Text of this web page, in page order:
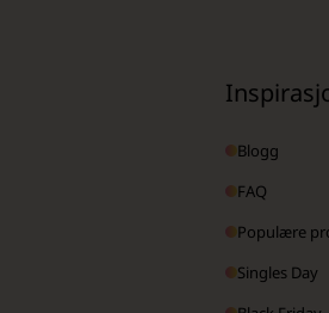
Blogg
FAQ
Populære
Singles Day